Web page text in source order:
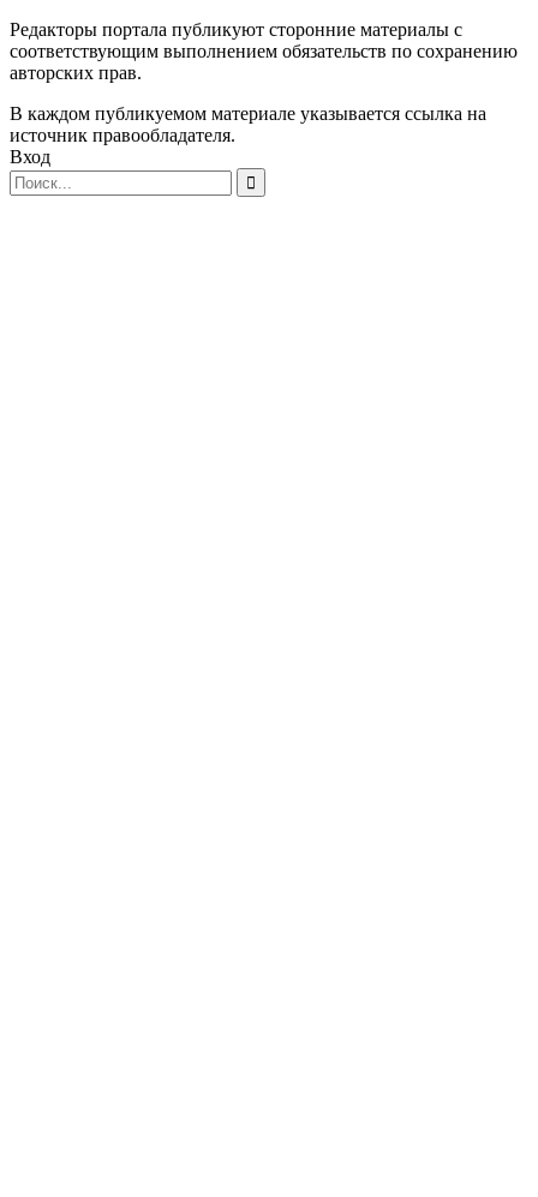
Редакторы портала публикуют сторонние материалы с
соответствующим выполнением обязательств по сохранению
авторских прав.
В каждом публикуемом материале указывается ссылка на
источник правообладателя.
Вход